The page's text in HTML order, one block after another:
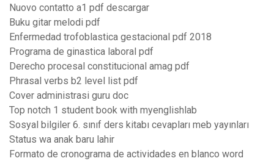
Nuovo contatto a1 pdf descargar
Buku gitar melodi pdf
Enfermedad trofoblastica gestacional pdf 2018
Programa de ginastica laboral pdf
Derecho procesal constitucional amag pdf
Phrasal verbs b2 level list pdf
Cover administrasi guru doc
Top notch 1 student book with myenglishlab
Sosyal bilgiler 6. sınıf ders kitabı cevapları meb yayınları
Status wa anak baru lahir
Formato de cronograma de actividades en blanco word